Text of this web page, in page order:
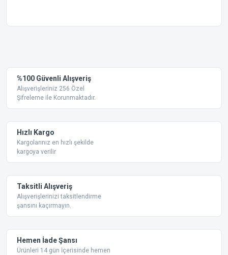
Ürün resmi kalitesiz, bozuk veya görüntülenemiyor.
Ürün açıklamasında eksik bilgiler bulunuyor.
Bu ürüne benzer farklı alternatifler olmalı.
%100 Güvenli Alışveriş
Alışverişleriniz 256 Özel
Şifreleme ile Korunmaktadır.
Hızlı Kargo
Kargolarınız en hızlı şekilde
kargoya verilir
Taksitli Alışveriş
Alışverişlerinizi taksitlendirme
şansını kaçırmayın.
Hemen İade Şansı
Ürünleri 14 gün İçerisinde hemen